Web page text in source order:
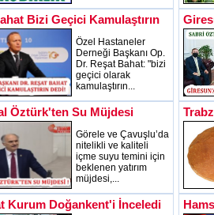
Bizi Geçici Kamulaştırın
Özel Hastaneler
Derneği Başkanı Op.
Dr. Reşat Bahat: "bizi
geçici olarak
kamulaştırın...
Öztürk'ten Su Müjdesi
Görele ve Çavuşlu’da
nitelikli ve kaliteli
içme suyu temini için
beklenen yatırım
müjdesi,...
Kurum Doğankent'i İnceledi